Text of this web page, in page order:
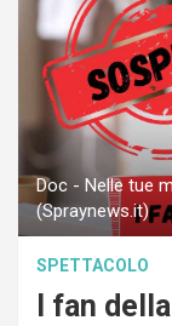
Doc - Nelle tue
(Spraynews.it)
SPETTACOLO
I fan